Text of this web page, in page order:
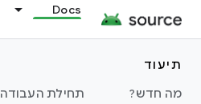
Docs
תיעוד
מה חדש?
תחילת העבודה